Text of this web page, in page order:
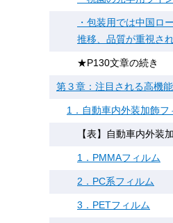
・包装用では中国
推移、品質が重視さ
★P130文章の続き
第３章：注目される高機
1．自動車内外装加飾フ
【表】自動車内外装
1．PMMAフィルム
2．PC系フィルム
3．PETフィルム